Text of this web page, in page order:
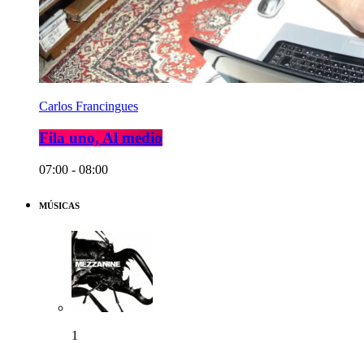
Carlos Francingues
Fila uno, Al medio
07:00 - 08:00
MÚSICAS
1